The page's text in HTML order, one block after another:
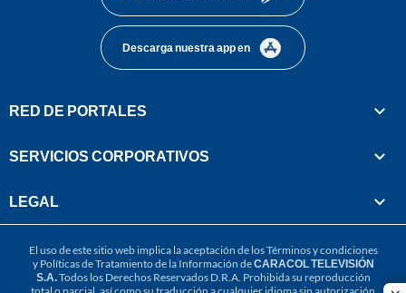
Descarga nuestra app en
RED DE PORTALES
SERVICIOS CORPORATIVOS
LEGAL
El uso de este sitio web implica la aceptación de losTérminos y condiciones
y Políticas de Tratamiento de la Información deCARACOL TELEVISIÓN
S.A.Todos los Derechos Reservados D.R.A. Prohibida su reproducción